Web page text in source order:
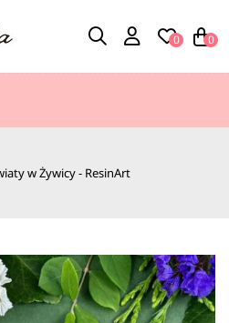
0 0
w Żywicy - ResinArt